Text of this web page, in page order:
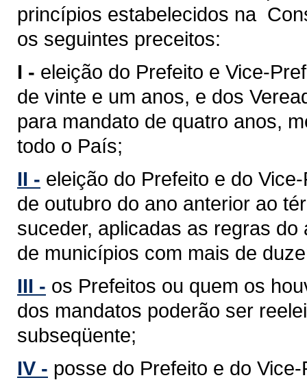
princípios estabelecidos na
os seguintes preceitos:
I - eleição do Prefeito e Vice-
de vinte e um anos, e dos
para mandato de quatro anos,
todo o País;
II - eleição do Prefeito e do
de outubro do ano anterior ao
suceder, aplicadas as regras
de municípios com mais de
III - os Prefeitos ou quem os
dos mandatos poderão ser
subseqüente;
IV - posse do Prefeito e do